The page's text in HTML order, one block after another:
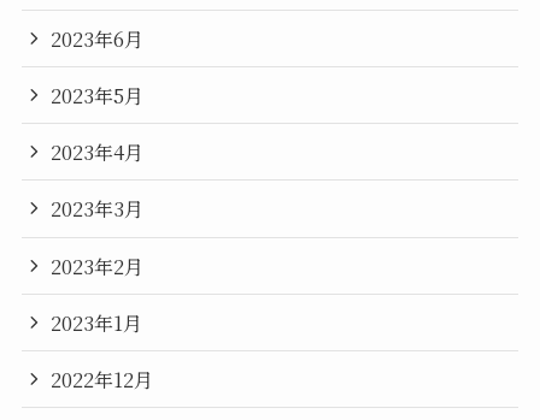
2023年6月
2023年5月
2023年4月
2023年3月
2023年2月
2023年1月
2022年12月